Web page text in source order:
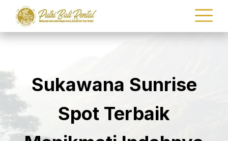
Sukawana Sunrise
Spot Terbaik